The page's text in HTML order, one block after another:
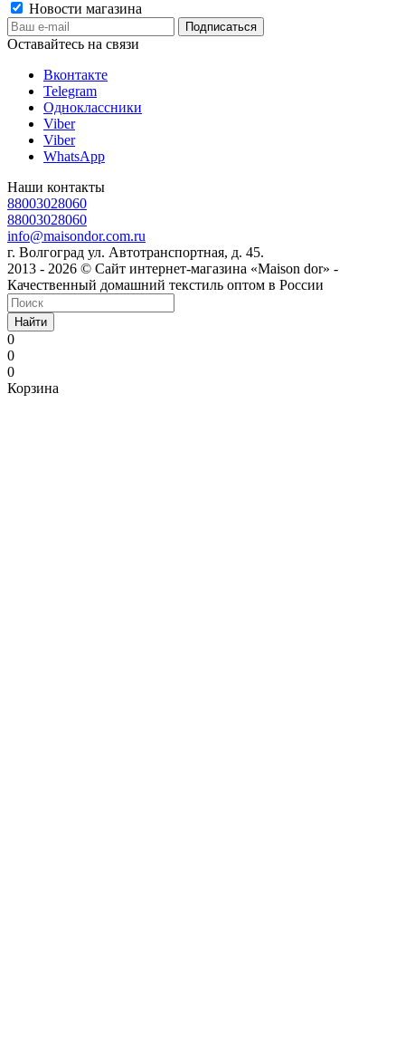
Новости магазина
Оставайтесь на связи
Вконтакте
Telegram
Одноклассники
Viber
Viber
WhatsApp
Наши контакты
88003028060
88003028060
info@maisondor.com.ru
г. Волгоград ул. Автотранспортная, д. 45.
2013 - 2026 © Сайт интернет-магазина «Maison dor» -
Качественный домашний текстиль оптом в России
Найти
0
0
0
Корзина